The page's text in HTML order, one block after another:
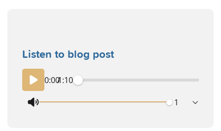
Listen to blog post
0:00/1:10
playback